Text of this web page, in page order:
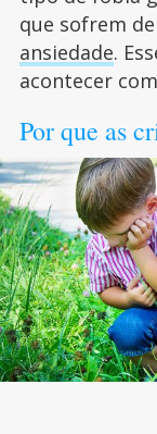
que sofrem
ansiedade.
acontecer
Por que as